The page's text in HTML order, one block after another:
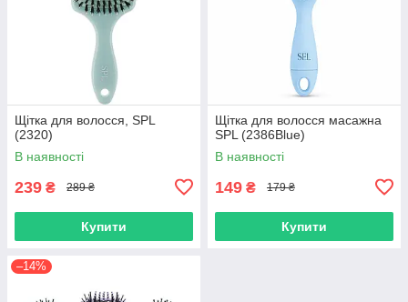
Щітка для волосся, SPL
(2320)
В наявності
239 ₴ 289 ₴
Купити
Щітка для волосся масажна
SPL (2386Blue)
В наявності
149 ₴ 179 ₴
Купити
–14%